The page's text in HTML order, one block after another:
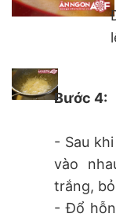
Bước 4:
- Sau
vào
trắng,
- Đổ